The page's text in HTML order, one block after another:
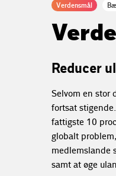
Verdensmål
Reducer
Selvom en stor
fortsat
fattigste 10
globalt
medlemslande
samt at øge